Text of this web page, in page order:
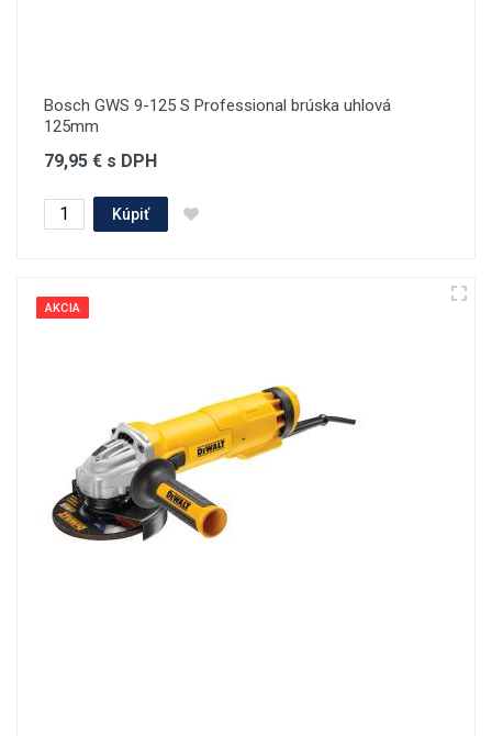
Bosch GWS 9-125 S Professional brúska uhlová
125mm
79,95 € s DPH
Kúpiť
AKCIA